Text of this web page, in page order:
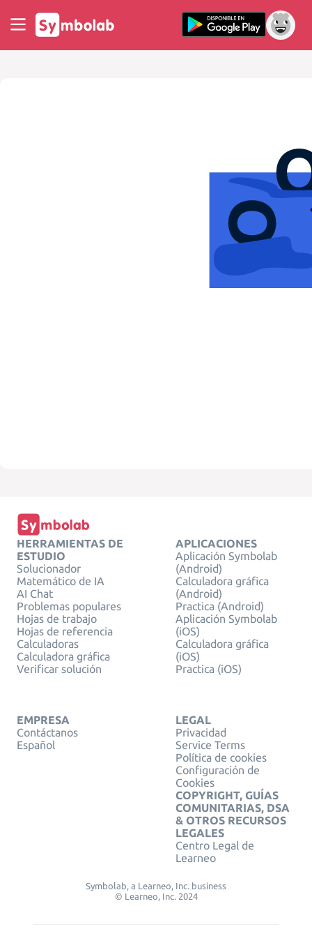
HERRAMIENTAS DE
ESTUDIO
Solucionador
Matemático de IA
AI Chat
Problemas populares
Hojas de trabajo
Hojas de referencia
Calculadoras
Calculadora gráfica
Verificar solución
APLICACIONES
Aplicación Symbolab
(Android)
Calculadora gráfica
(Android)
Practica (Android)
Aplicación Symbolab
(iOS)
Calculadora gráfica
(iOS)
Practica (iOS)
EMPRESA
Contáctanos
Español
LEGAL
Privacidad
Service Terms
Política de cookies
Configuración de
Cookies
COPYRIGHT, GUÍAS
COMUNITARIAS, DSA
& OTROS RECURSOS
LEGALES
Centro Legal de
Learneo
Symbolab, a Learneo, Inc. business
© Learneo, Inc. 2024